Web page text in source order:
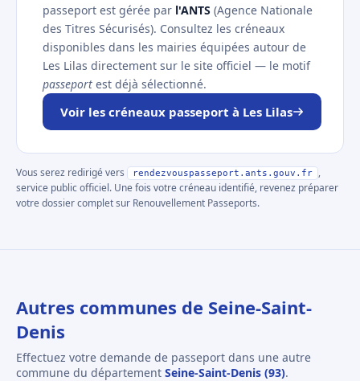
passeport est gérée par l'ANTS (Agence Nationale
des Titres Sécurisés). Consultez les créneaux
disponibles dans les mairies équipées autour de
Les Lilas directement sur le site officiel — le motif
passeport est déjà sélectionné.
Voir les créneaux passeport à Les Lilas
Vous serez redirigé vers rendezvouspasseport.ants.gouv.fr
,
service public officiel. Une fois votre créneau identifié, revenez préparer
votre dossier complet sur Renouvellement Passeports.
Autres communes de Seine-Saint-
Denis
Effectuez votre demande de passeport dans une autre
commune du département Seine-Saint-Denis (93).